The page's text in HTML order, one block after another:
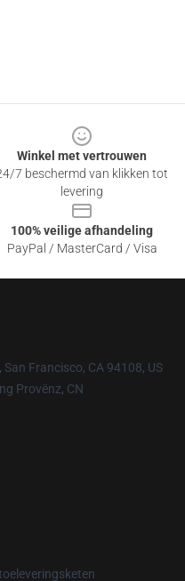
Winkel met vertrouwen
7 beschermd van klikken tot
levering
100% veilige afhandeling
PayPal / MasterCard / Visa
Francisco, CA 94108, US
Provënz, CN